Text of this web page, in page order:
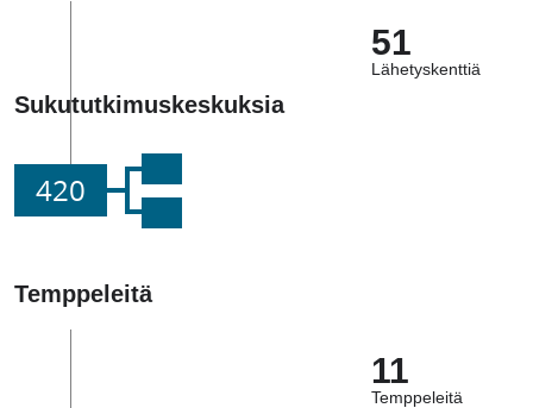
51
Lähetyskenttiä
Sukututkimuskeskuksia
420
Temppeleitä
11
Temppeleitä